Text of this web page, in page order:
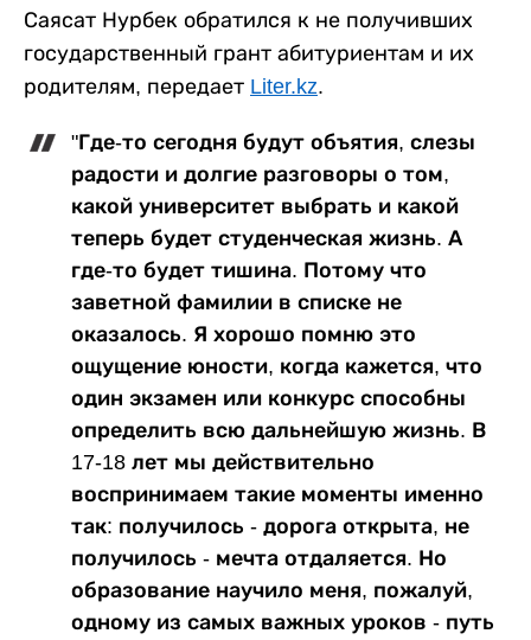
Саясат Нурбек обратился к не получивших
государственный грант абитуриентам и их
родителям, передает Liter.kz.
"Где-то сегодня будут объятия, слезы
радости и долгие разговоры о том,
какой университет выбрать и какой
теперь будет студенческая жизнь. А
где-то будет тишина. Потому что
заветной фамилии в списке не
оказалось. Я хорошо помню это
ощущение юности, когда кажется, что
один экзамен или конкурс способны
определить всю дальнейшую жизнь. В
17-18 лет мы действительно
воспринимаем такие моменты именно
так: получилось - дорога открыта, не
получилось - мечта отдаляется. Но
образование научило меня, пожалуй,
одному из самых важных уроков - путь